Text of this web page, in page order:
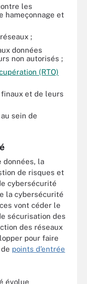
les
hameçonnage et
;
données
non autorisés ;
(RTO)
et de leurs
sein de
données, la
de risques et
cybersécurité
la cybersécurité
vont céder le
sécurisation des
des réseaux
pour faire
points d’entrée
évolue